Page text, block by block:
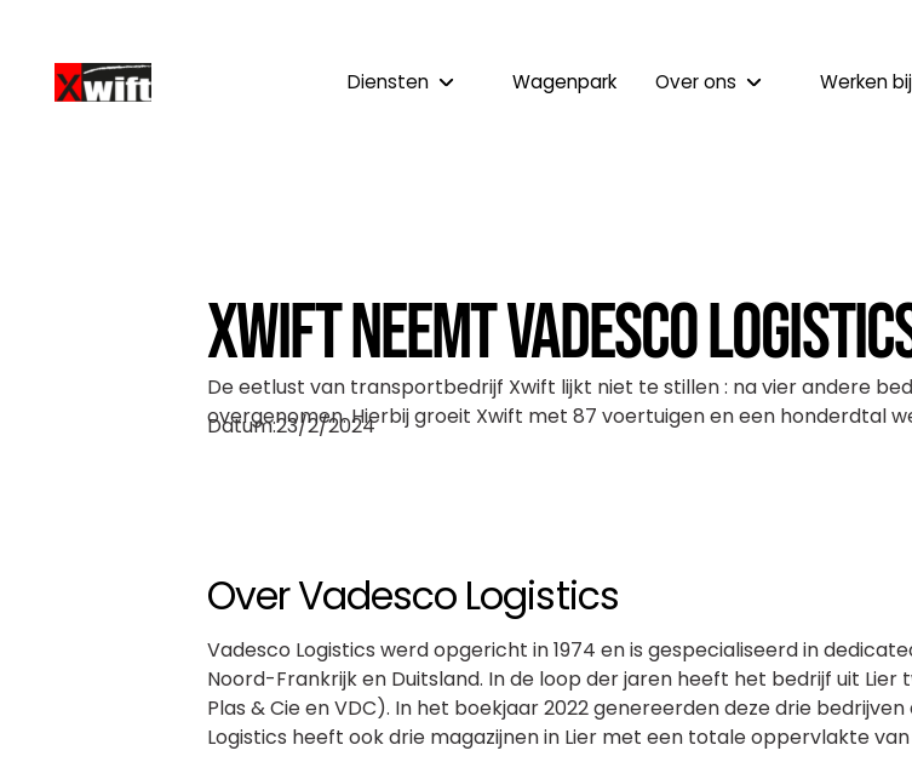
Diensten Wagenpark Over ons Werken
Xwift neemt Vadesco
De eetlust van transportbedrijf Xwift lijkt niet te stillen : na vier andere
overgenomen. Hierbij groeit Xwift met 87 voertuigen en een honderdtal
Datum:23/2/2024
Over Vadesco Logistics
Vadesco Logistics werd opgericht in 1974 en is gespecialiseerd in
Noord-Frankrijk en Duitsland. In de loop der jaren heeft het bedrijf uit
Plas & Cie en VDC). In het boekjaar 2022 genereerden deze drie
Logistics heeft ook drie magazijnen in Lier met een totale oppervlakte van